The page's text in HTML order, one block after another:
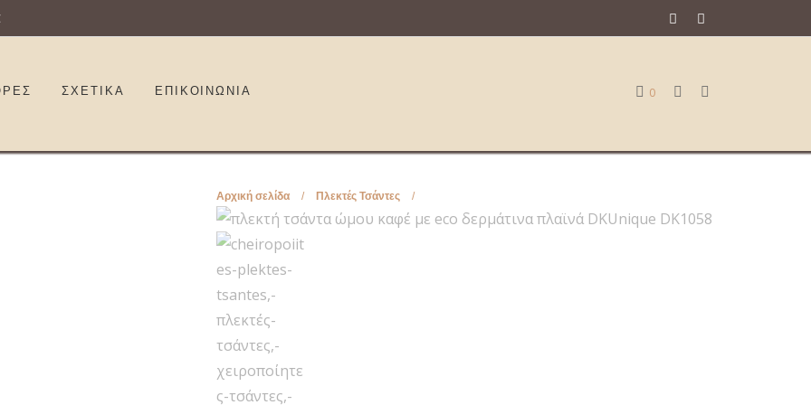
ΣΧΕΤΙΚΑ ΕΠΙΚΟΙΝΩΝΊΑ 0
Αρχική σελίδα / Πλεκτές Τσάντες /